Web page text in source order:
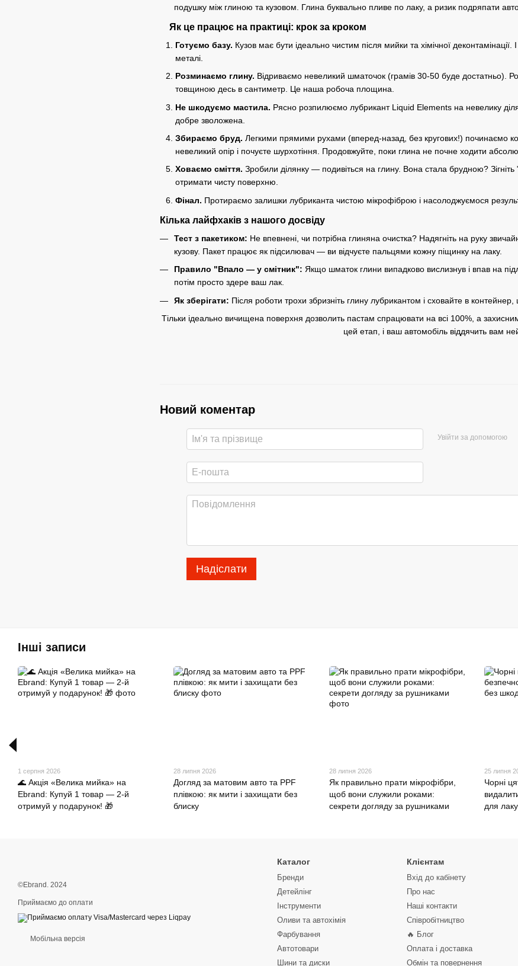
подушку між глиною та кузовом. Глина буквально пливе по лаку, а ризик подряпати
Як це працює на практиці: крок за кроком
Готуємо базу. Кузов має бути ідеально чистим після мийки та хімічної
металі.
Розминаємо глину. Відриваємо невеликий шматочок (грамів 30-50 буде достатньо).
товщиною десь в сантиметр. Це наша робоча площина.
Не шкодуємо мастила. Рясно розпилюємо лубрикант Liquid Elements на невелику
добре зволожена.
Збираємо бруд. Легкими прямими рухами (вперед-назад, без кругових!) починаємо
невеликий опір і почуєте шурхотіння. Продовжуйте, поки глина не почне ходити
Ховаємо сміття. Зробили ділянку — подивіться на глину. Вона стала брудною?
отримати чисту поверхню.
Фінал. Протираємо залишки лубриканта чистою мікрофіброю і насолоджуємося
Кілька лайфхаків з нашого досвіду
Тест з пакетиком: Не впевнені, чи потрібна глиняна очистка? Надягніть на руку
кузову. Пакет працює як підсилювач — ви відчуєте пальцями кожну піщинку на лаку.
Правило "Впало — у смітник": Якщо шматок глини випадково вислизнув і впав на
потім просто здере ваш лак.
Як зберігати: Після роботи трохи збризніть глину лубрикантом і сховайте в
Тільки ідеально вичищена поверхня дозволить пастам спрацювати на всі 100%, а
цей етап, і ваш автомобіль віддячить вам
Новий коментар
Увійти за допомогою
Надіслати
Інші записи
1 серпня 2026
🌊 Акція «Велика мийка» на
Ebrand: Купуй 1 товар — 2-й
отримуй у подарунок! 🎁
28 липня 2026
Догляд за матовим авто та PPF
плівкою: як мити і захищати без
блиску
28 липня 2026
Як правильно прати мікрофібри,
щоб вони служили роками:
секрети догляду за рушниками
25 липня
Чорні
для
©Ebrand. 2024
Приймаємо до оплати
Мобільна версія
Каталог
Бренди
Детейлінг
Інструменти
Оливи та автохімія
Фарбування
Автотовари
Шини та диски
Клієнтам
Вхід до кабінету
Про нас
Наші контакти
Співробітництво
🔥 Блог
Оплата і доставка
Обмін та повернення